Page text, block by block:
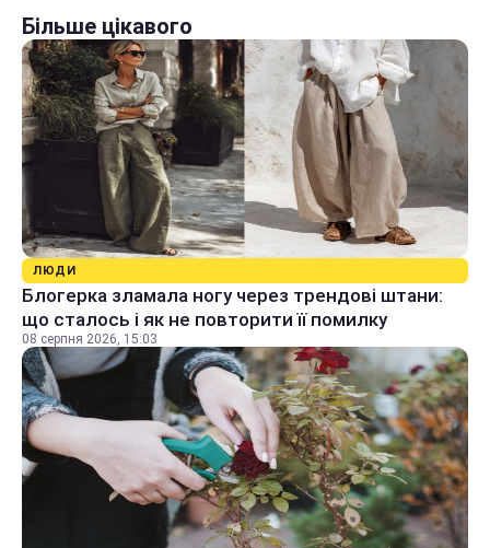
Більше цікавого
ЛЮДИ
Блогерка зламала ногу через трендові штани:
що сталось і як не повторити її помилку
08 серпня 2026, 15:03